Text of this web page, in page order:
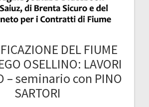
DEL FIUME
OSELLINO: LAVORI
– seminario con PINO
SARTORI